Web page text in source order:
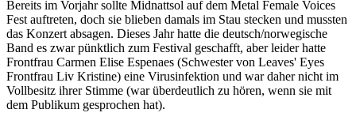
Bereits im Vorjahr sollte Midnattsol auf dem Metal Female Voices
Fest auftreten, doch sie blieben damals im Stau stecken und mussten
das Konzert absagen. Dieses Jahr hatte die deutsch/norwegische
Band es zwar pünktlich zum Festival geschafft, aber leider hatte
Frontfrau Carmen Elise Espenaes (Schwester von Leaves' Eyes
Frontfrau Liv Kristine) eine Virusinfektion und war daher nicht im
Vollbesitz ihrer Stimme (war überdeutlich zu hören, wenn sie mit
dem Publikum gesprochen hat).